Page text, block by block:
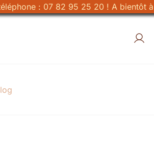
: 07 82 95 25 20 ! A bientôt